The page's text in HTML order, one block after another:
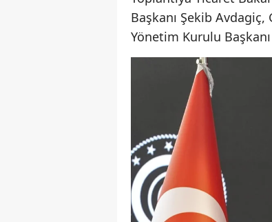
Başkanı Şekib
Yönetim Kurulu